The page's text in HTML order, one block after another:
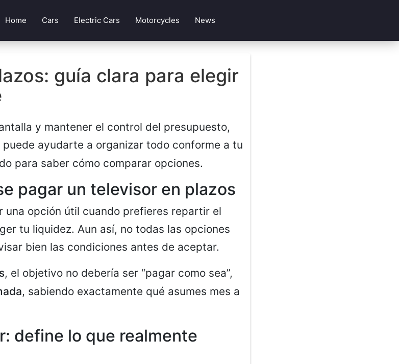
Home Cars Electric Cars Motorcycles News
guía clara para elegir
y mantener el control del presupuesto,
puede ayudarte a organizar todo conforme a tu
para saber cómo comparar opciones.
pagar un televisor en plazos
una opción útil cuando prefieres repartir el
tu liquidez. Aun así, no todas las opciones
bien las condiciones antes de aceptar.
, el objetivo no debería ser “pagar como sea”,
, sabiendo exactamente qué asumes mes a
define lo que realmente